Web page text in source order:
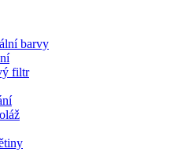
barvy
filtr